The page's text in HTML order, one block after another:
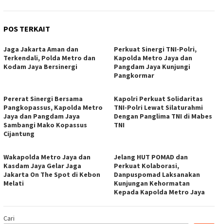
POS TERKAIT
Jaga Jakarta Aman dan
Terkendali, Polda Metro dan
Kodam Jaya Bersinergi
Perkuat Sinergi TNI-Polri,
Kapolda Metro Jaya dan
Pangdam Jaya Kunjungi
Pangkormar
Pererat Sinergi Bersama
Pangkopassus, Kapolda Metro
Jaya dan Pangdam Jaya
Sambangi Mako Kopassus
Cijantung
Kapolri Perkuat Solidaritas
TNI-Polri Lewat Silaturahmi
Dengan Panglima TNI di Mabes
TNI
Wakapolda Metro Jaya dan
Kasdam Jaya Gelar Jaga
Jakarta On The Spot di Kebon
Melati
Jelang HUT POMAD dan
Perkuat Kolaborasi,
Danpuspomad Laksanakan
Kunjungan Kehormatan
Kepada Kapolda Metro Jaya
Cari